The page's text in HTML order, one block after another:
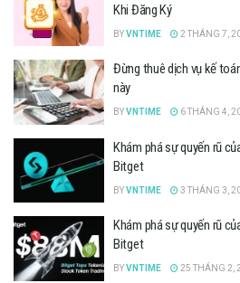
Khi Đăng Ký
BYVNTIME 2 THÁNG 7,
Đừng thuê dịch vụ kế
này
BYVNTIME 6 THÁNG 4,
Khám phá sự quyến rũ
Bitget
BYVNTIME 3 THÁNG 3,
Khám phá sự quyến rũ
Bitget
BYVNTIME 25 THÁNG 2,